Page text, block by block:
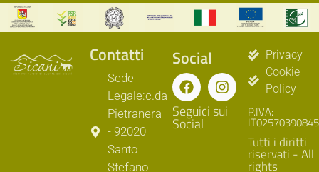
Contatti
Sede
Legale:c.da
Pietranera
- 92020
Santo
Stefano
Social
Seguici sui
Social
Privacy
Cookie
Policy
P.IVA:
IT02570390845
Tutti i diritti
riservati - All
rights